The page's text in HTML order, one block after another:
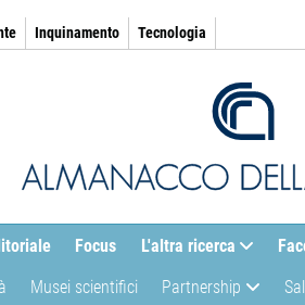
Inquinamento Tecnologia
Focus L'altra ricerca
Musei scientifici Partnership